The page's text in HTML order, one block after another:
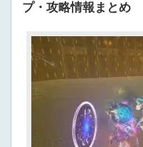
プ・攻略情報まとめ